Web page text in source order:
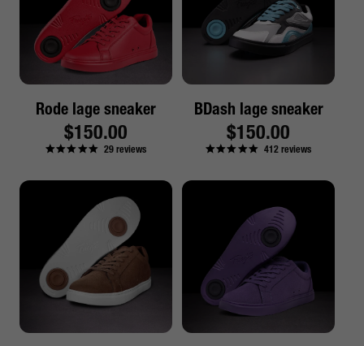
Rode lage sneaker
Reguliere
prijs
$150.00
29reviews
BDash lage sneaker
Reguliere
prijs
$150.00
412reviews